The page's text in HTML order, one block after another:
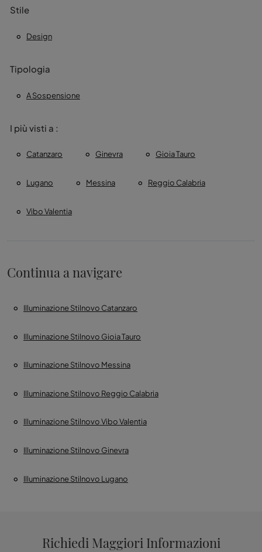
Stile
Design
Tipologia
A Sospensione
I più visti a :
Catanzaro Ginevra Gioia Tauro
Lugano Messina Reggio Calabria
Vibo Valentia
Continua a navigare
Illuminazione Stilnovo Catanzaro
Illuminazione Stilnovo Gioia Tauro
Illuminazione Stilnovo Messina
Illuminazione Stilnovo Reggio Calabria
Illuminazione Stilnovo Vibo Valentia
Illuminazione Stilnovo Ginevra
Illuminazione Stilnovo Lugano
Richiedi Maggiori Informazioni